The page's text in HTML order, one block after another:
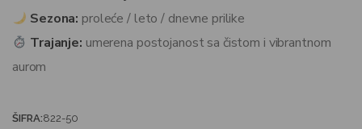
Sezona: proleće / leto / dnevne prilike
Trajanje: umerena postojanost sa čistom i vibrantnom
aurom
ŠIFRA:822-50